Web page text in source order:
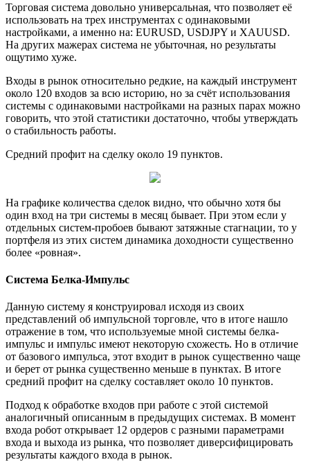
Торговая система довольно универсальная, что позволяет её
использовать на трех инструментах с одинаковыми
настройками, а именно на: EURUSD, USDJPY и XAUUSD.
На других мажерах система не убыточная, но результаты
ощутимо хуже.
Входы в рынок относительно редкие, на каждый инструмент
около 120 входов за всю историю, но за счёт использования
системы с одинаковыми настройками на разных парах можно
говорить, что этой статистики достаточно, чтобы утверждать
о стабильность работы.
Средний профит на сделку около 19 пунктов.
На графике количества сделок видно, что обычно хотя бы
один вход на три системы в месяц бывает. При этом если у
отдельных систем-пробоев бывают затяжные стагнации, то у
портфеля из этих систем динамика доходности существенно
более «ровная».
Система Белка-Импульс
Данную систему я конструировал исходя из своих
представлений об импульсной торговле, что в итоге нашло
отражение в том, что используемые мной системы белка-
импульс и импульс имеют некоторую схожесть. Но в отличие
от базового импульса, этот входит в рынок существенно чаще
и берет от рынка существенно меньше в пунктах. В итоге
средний профит на сделку составляет около 10 пунктов.
Подход к обработке входов при работе с этой системой
аналогичный описанным в предыдущих системах. В момент
входа робот открывает 12 ордеров с разными параметрами
входа и выхода из рынка, что позволяет диверсифицировать
результаты каждого входа в рынок.